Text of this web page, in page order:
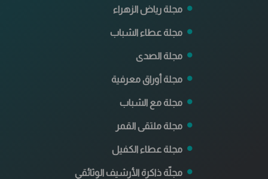
مجلة رياض الزهراء
مجلة عطاء الشباب
مجلة الصدى
مجلة أوراق معرفية
مجلة مع الشباب
مجلة ملتقى القمر
مجلة عطاء الكفيل
مجلّة ذاكرة الأرشيف الوثائقي